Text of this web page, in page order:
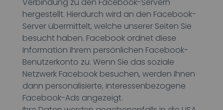
hergestellt. Hierdurch wird an den Facebook-
Server übermittelt, welche unserer Seiten Sie
besucht haben. Facebook ordnet diese
Information Ihrem persönlichen Facebook-
Benutzerkonto zu. Wenn Sie das soziale
Netzwerk Facebook besuchen, werden Ihnen
dann personalisierte, interessenbezogene
Facebook-Ads angezeigt.